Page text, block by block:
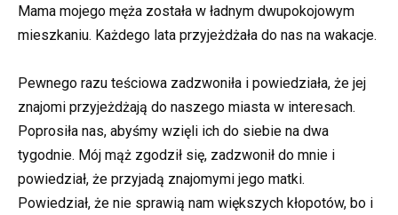
Mama mojego męża została w ładnym dwupokojowym
mieszkaniu. Każdego lata przyjeżdżała do nas na wakacje.
Pewnego razu teściowa zadzwoniła i powiedziała, że jej
znajomi przyjeżdżają do naszego miasta w interesach.
Poprosiła nas, abyśmy wzięli ich do siebie na dwa
tygodnie. Mój mąż zgodził się, zadzwonił do mnie i
powiedział, że przyjadą znajomymi jego matki.
Powiedział, że nie sprawią nam większych kłopotów, bo i